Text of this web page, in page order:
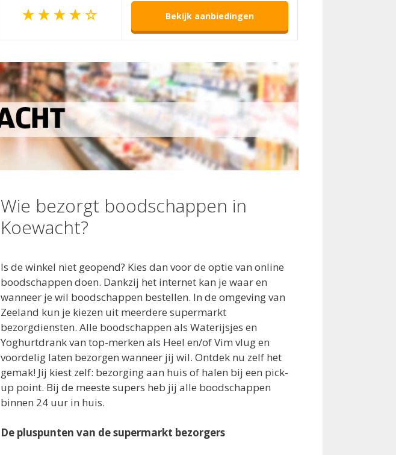
Bekijk aanbiedingen
Wie bezorgt boodschappen in
Koewacht?
Is de winkel niet geopend? Kies dan voor de optie van online
boodschappen doen. Dankzij het internet kan je waar en
wanneer je wil boodschappen bestellen. In de omgeving van
Zeeland kun je kiezen uit meerdere supermarkt
bezorgdiensten. Alle boodschappen als Waterijsjes en
Yoghurtdrank van top-merken als Heel en/of Vim vlug en
voordelig laten bezorgen wanneer jij wil. Ontdek nu zelf het
gemak! Jij kiest zelf: bezorging aan huis of halen bij een pick-
up point. Bij de meeste supers heb jij alle boodschappen
binnen 24 uur in huis.
De pluspunten van de supermarkt bezorgers